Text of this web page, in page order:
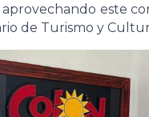
este
de Turismo y